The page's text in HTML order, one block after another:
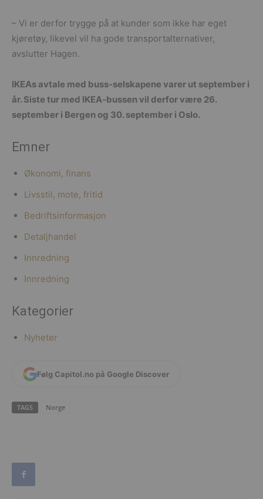
– Vi er derfor trygge på at kunder som ikke har eget
kjøretøy, likevel vil ha gode transportalternativer,
avslutter Hagen.
IKEAs avtale med buss-selskapene varer ut september i
år. Siste tur med IKEA-bussen vil derfor være 26.
september i Bergen og 30. september i Oslo.
Emner
Økonomi, finans
Livsstil, mote, fritid
Bedriftsinformasjon
Detaljhandel
Innredning
Innredning
Kategorier
Nyheter
Følg Capitol.no på Google Discover
TAGS Norge